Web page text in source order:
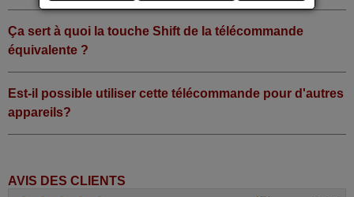
Ça sert à quoi la touche Shift de la télécommande
équivalente ?
Est-il possible utiliser cette télécommande pour d'autres
appareils?
AVIS DES CLIENTS